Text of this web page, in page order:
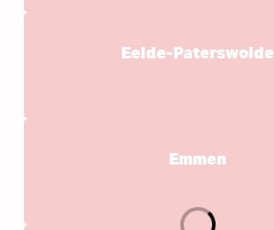
Eelde-Paterswolde
Emmen